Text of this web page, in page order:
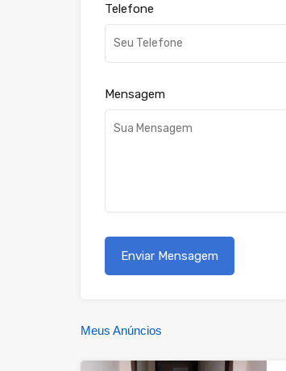
Telefone
Mensagem
Meus Anúncios